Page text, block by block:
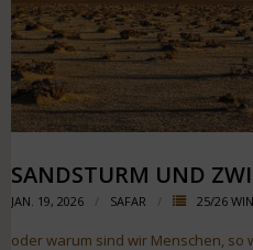
SANDSTURM UND
JAN. 19, 2026 SAFAR 25/26
oder warum sind wir Menschen, so